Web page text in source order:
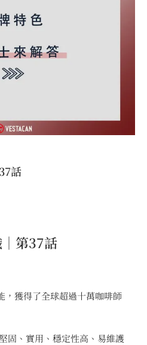
話
第37話
獲得了全球超過十萬咖啡師
固、實用、穩定性高、易維護